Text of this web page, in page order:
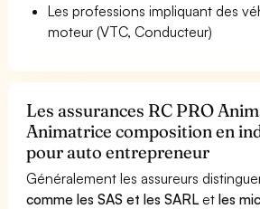
Les professions impliquant des
moteur (VTC, Conducteur)
Les assurances RC PRO
Animatrice composition en
pour auto entrepreneur
Généralement les assureurs
comme les SAS et les SARL etles